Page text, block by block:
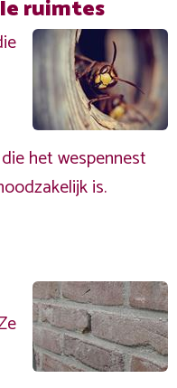
ruimtes
het wespennest
is.